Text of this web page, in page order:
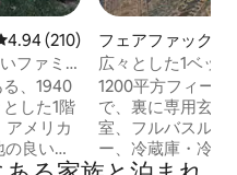
ビュー210件、5つ星中4.94つ
4.94 (210)
ファミ
、1940
した1階
アメリカ
良い温
エンター
フェアファックス
スイート
広々とした1ベッ
地下アパート（専
1200平方フィー
で、裏に専用玄関
室、フルバスルー
ー、冷蔵庫・冷凍
ン1台、フルソフ